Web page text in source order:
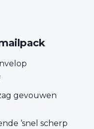
gevouwen
‘snel scherp